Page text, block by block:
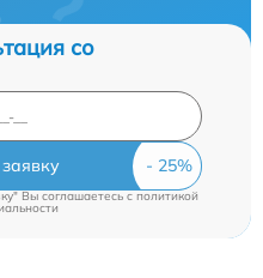
со
Вы соглашаетесь c политикой